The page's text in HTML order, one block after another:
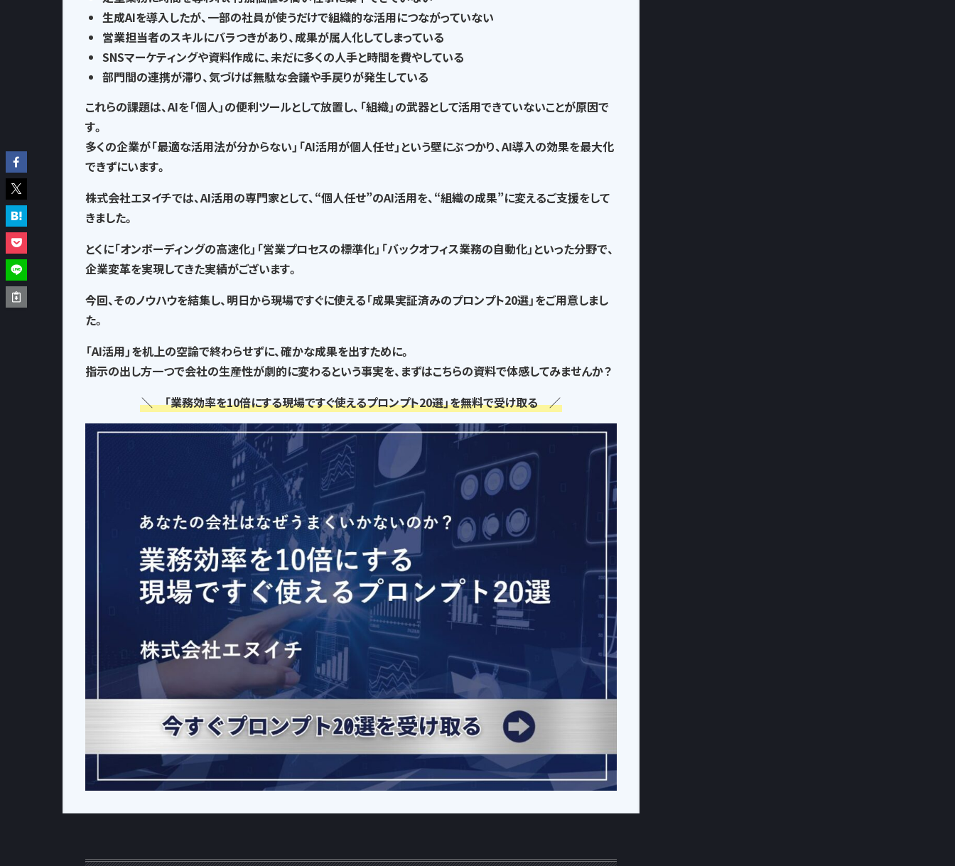
生成AIを導入したが、一部の社員が使うだけで組織的な活用につながっていない
営業担当者のスキルにバラつきがあり、 成果が属人化してしまっている
SNSマーケティングや資料作成に、未だに多くの人手と時間を費やしている
部門間の連携が滞り、気づけば無駄な会議や手戻りが発生している
これらの課題は、AIを「個人」の便利ツールとして放置し、 「組織」の武器として活用できていないことが原因で
す。
多くの企業が「最適な活用法が分からない」「AI活用が個人任せ」という壁にぶつかり、AI導入の効果を最大化
できずにいます。
株式会社エヌイチでは、AI活用の専門家として、 “個人任せ”のAI活用を、“組織の成果”に変えるご支援をして
きました。
とくに「オンボーディングの高速化」「営業プロセスの標準化」「バックオフィス業務の自動化」といった分野で、
企業変革を実現してきた実績がございます。
今回、そのノウハウを結集し、 明日から現場ですぐに使える「成果実証済みのプロンプト20選」をご用意しまし
た。
「AI活用」を机上の空論で終わらせずに、確かな成果を出すために。
指示の出し方一つで会社の生産性が劇的に変わるという事実を、まずはこちらの資料で体感してみませんか？
＼ 「業務効率を10倍にする現場ですぐ使えるプロンプト20選」を無料で受け取る ／